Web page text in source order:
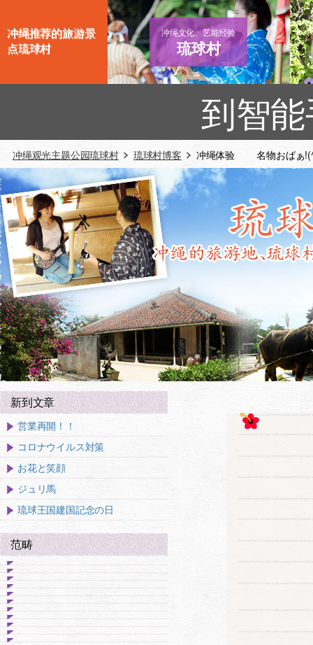
冲绳推荐的旅游景
点琉球村
冲绳文化、艺能经验
琉球村
到智
冲绳观光主题公园琉球村 琉球村博客 冲绳体验 名物おばぁ
新到文章
営業再開！！
コロナウイルス対策
お花と笑顔
ジュリ馬
琉球王国建国記念の日
范畴